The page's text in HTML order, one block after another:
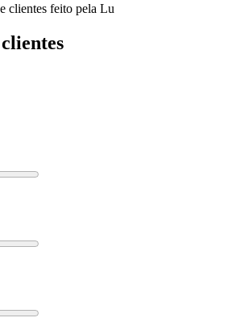
clientes feito pela Lu